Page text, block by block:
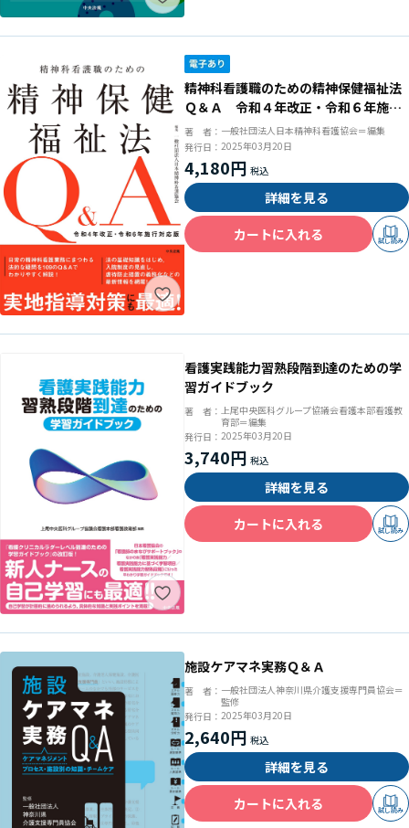
精神科看護職のための精神保健福祉法
Ｑ＆Ａ 令和４年改正・令和６年施行
対応版
著 者： 一般社団法人日本精神科看護協会＝編集
発行日： 2025年03月20日
4,180円
詳細を見る
カートに入れる
試し読み
看護実践能力習熟段階到達のための学
習ガイドブック
著 者： 上尾中央医科グループ協議会看護本部看護教
育部＝編集
発行日： 2025年03月20日
3,740円
詳細を見る
カートに入れる
試し読み
施設ケアマネ実務Ｑ＆Ａ
著 者： 一般社団法人神奈川県介護支援専門員協会＝
監修
発行日： 2025年03月20日
2,640円
詳細を見る
カートに入れる
試し読み